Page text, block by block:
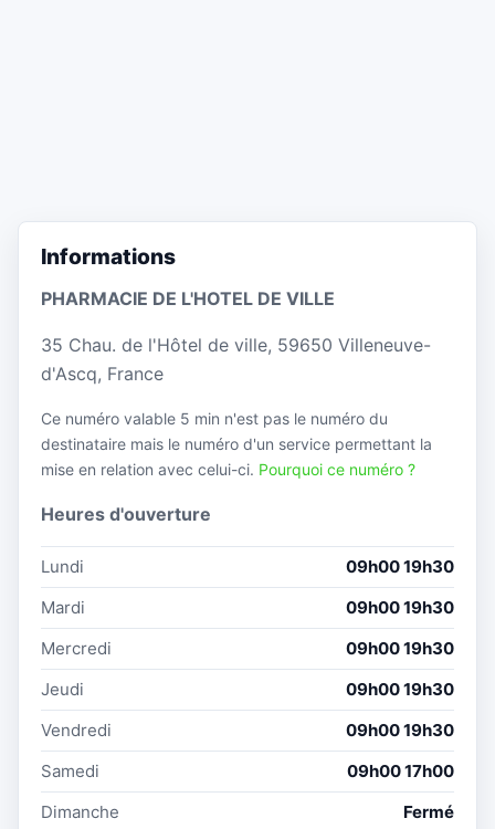
Informations
PHARMACIE DE L'HOTEL DE VILLE
35 Chau. de l'Hôtel de ville, 59650 Villeneuve-
d'Ascq, France
Ce numéro valable 5 min n'est pas le numéro du
destinataire mais le numéro d'un service permettant la
mise en relation avec celui-ci. Pourquoi ce numéro ?
Heures d'ouverture
Lundi
09h00 19h30
Mardi
09h00 19h30
Mercredi
09h00 19h30
Jeudi
09h00 19h30
Vendredi
09h00 19h30
Samedi
09h00 17h00
Dimanche
Fermé